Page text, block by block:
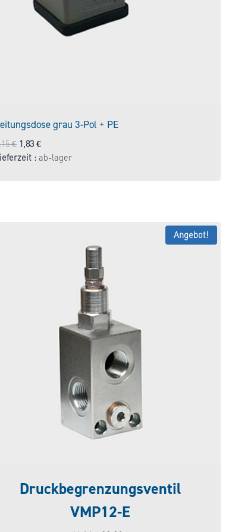
grau 3-Pol + PE
€ Ursprünglicher
Preis
1,83€Aktueller
Preis
:ab-lager
Angebot!
Druckbegrenzungsventil
VMP12-E